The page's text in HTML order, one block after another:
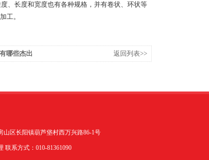
长度和宽度也有各种规格，并有卷状、环状等
工。
哪些杰出
返回列表>>
山区长阳镇葫芦垡村西万兴路86-1号
联系方式：010-81361090